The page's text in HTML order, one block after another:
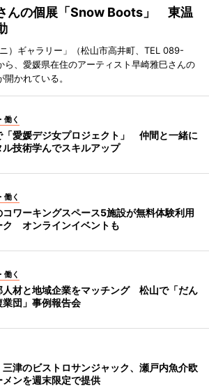
んの個展「Snow Boots」 東温
）ギャラリー」（松山市高井町、TEL 089-
、愛媛県在住のアーティスト早崎雅巳さんの
かれている。
働く
「愛媛デジ女プロジェクト」 仲間と一緒に
ル技術学んでスキルアップ
働く
コワーキングスペース5施設が無料体験利用
ク オンラインイベントも
働く
人材と地域企業をマッチング 松山で「だん
業団」事例報告会
三津のビストロサンジャック、瀬戸内魚介欧
メンを週末限定で提供